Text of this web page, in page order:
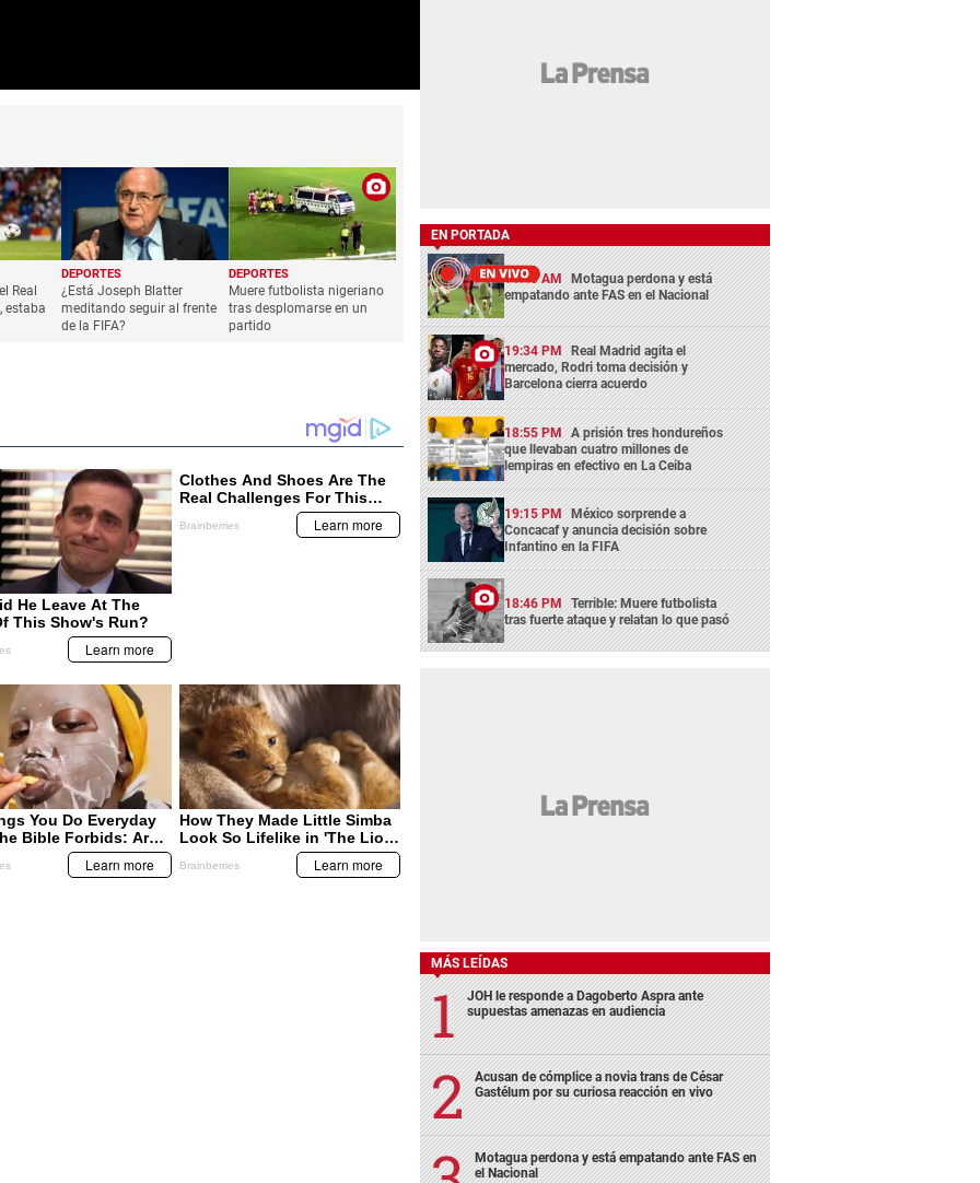
Real
estaba
DEPORTES
¿Está Joseph Blatter
meditando seguir al frente
de la FIFA?
DEPORTES
Muere futbolista nigeriano
tras desplomarse en un
partido
EN PORTADA
11:45 AM Motagua perdona y está
empatando ante FAS en el Nacional
19:34 PM Real Madrid agita el
mercado, Rodri toma decisión y
Barcelona cierra acuerdo
18:55 PM A prisión tres hondureños
que llevaban cuatro millones de
lempiras en efectivo en La Ceiba
19:15 PM México sorprende a
Concacaf y anuncia decisión sobre
Infantino en la FIFA
18:46 PM Terrible: Muere futbolista
tras fuerte ataque y relatan lo que pasó
MÁS LEÍDAS
JOH le responde a Dagoberto Aspra ante
supuestas amenazas en audiencia
Acusan de cómplice a novia trans de César
Gastélum por su curiosa reacción en vivo
Motagua perdona y está empatando ante FAS en
el Nacional